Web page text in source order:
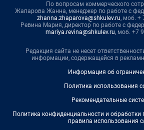
По вопросам коммерческого
Жапарова Жанна, менеджер по работе с
zhanna.zhaparova@shkulev.ru, моб. +
Ревина Мария, директор по работе с
mariya.revina@shkulev.ru, моб. +7
Редакция сайта не несет
информации, содержащейся в
Информация об
Политика использования
Рекомендательные
Политика конфиденциальности и
правила использования